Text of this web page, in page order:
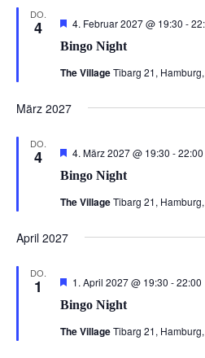
DO.
4
Bingo Night
Hervorgehoben
4. Februar 2027 @ 19:30 -
The VillageTibarg 21,
März 2027
DO.
4
Bingo Night
Hervorgehoben
4. März 2027 @ 19:30 -22:00
The VillageTibarg 21,
April 2027
DO.
1
Bingo Night
Hervorgehoben
1. April 2027 @ 19:30 -22:00
The VillageTibarg 21,